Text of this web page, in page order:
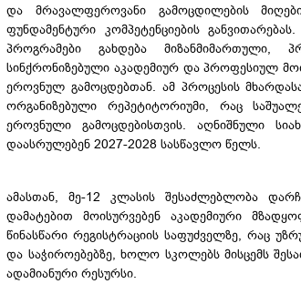
და მრავალფეროვანი გამოცდილების
ფუნდამენტური კომპეტენციების
პროგრამები გახდება მიზანმიმართული,
სინქრონიზებული აკადემიურ და პროფესიულ
ეროვნულ გამოცდებთან. ამ პროცესის
ორგანიზებული რეპეტიტორიუმი, რაც
ეროვნული გამოცდებისთვის. აღნიშნული
დაასრულებენ 2027-2028 სასწავლო წელს.
ამასთან, მე-12 კლასის შესაძლებლობა
დამატებით მოისურვებენ აკადემიური
წინასწარი რეგისტრაციის საფუძველზე, რაც
და საჭიროებებზე, ხოლო სკოლებს მისცემს
ადამიანური რესურსი.